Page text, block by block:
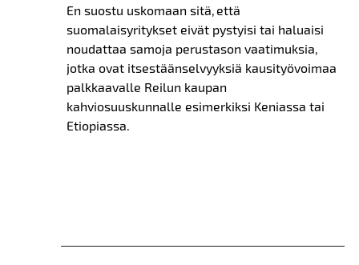
En suostu uskomaan sitä, että
suomalaisyritykset eivät pystyisi tai haluaisi
noudattaa samoja perustason vaatimuksia,
jotka ovat itsestäänselvyyksiä kausityövoimaa
palkkaavalle Reilun kaupan
kahviosuuskunnalle esimerkiksi Keniassa tai
Etiopiassa.